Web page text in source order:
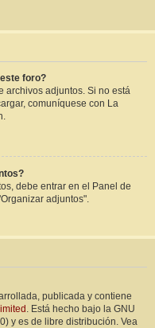
foro?
archivos adjuntos. Si no está
comuníquese con La
debe entrar en el Panel de
adjuntos".
publicada y contiene
. Está hecho bajo la GNU
y es de libre distribución. Vea